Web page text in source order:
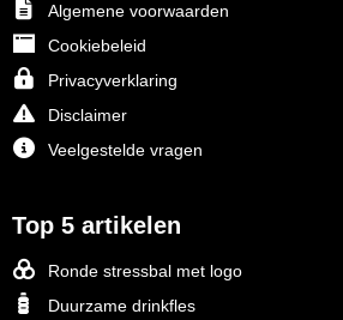
Algemene voorwaarden
Cookiebeleid
Privacyverklaring
Disclaimer
Veelgestelde vragen
Top 5 artikelen
Ronde stressbal met logo
Duurzame drinkfles